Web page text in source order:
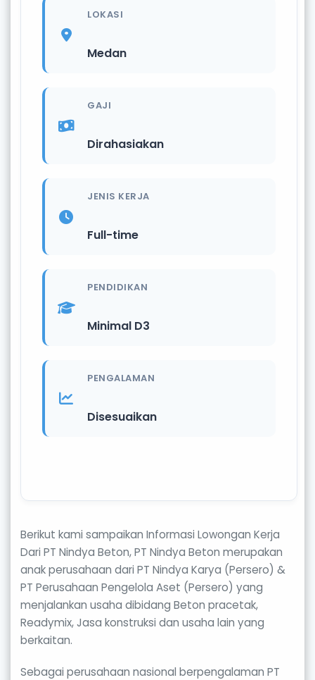
LOKASI
Medan
GAJI
Dirahasiakan
JENIS KERJA
Full-time
PENDIDIKAN
Minimal D3
PENGALAMAN
Disesuaikan
Berikut kami sampaikan Informasi Lowongan Kerja
Dari PT Nindya Beton, PT Nindya Beton merupakan
anak perusahaan dari PT Nindya Karya (Persero) &
PT Perusahaan Pengelola Aset (Persero) yang
menjalankan usaha dibidang Beton pracetak,
Readymix, Jasa konstruksi dan usaha lain yang
berkaitan.
Sebagai perusahaan nasional berpengalaman PT